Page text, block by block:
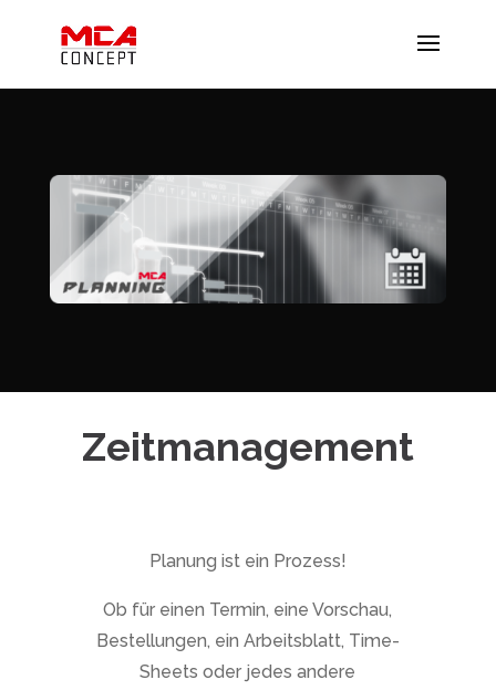
Zeitmanagement
Planung ist ein Prozess!
Ob für einen Termin, eine Vorschau,
Bestellungen, ein Arbeitsblatt, Time-
Sheets oder jedes andere